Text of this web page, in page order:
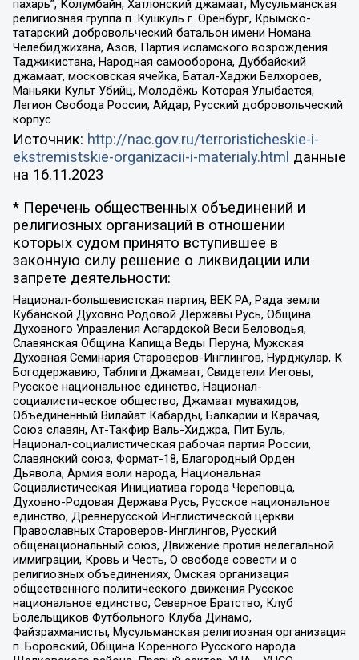
пахарь”, Колумбайн, Хатлонский джамаат, Мусульманская
религиозная группа п. Кушкуль г. Оренбург, Крымско-
татарский добровольческий батальон имени Номана
Челебиджихана, Азов, Партия исламского возрождения
Таджикистана, Народная самооборона, Дуббайский
джамаат, московская ячейка, Батал-Хаджи Белхороев,
Маньяки Культ Убийц, Молодёжь Которая Улыбается,
Легион Свобода России, Айдар, Русский добровольческий
корпус
Источник: http://nac.gov.ru/terroristicheskie-i-
ekstremistskie-organizacii-i-materialy.html данные
на 16.11.2023
* Перечень общественных объединений и
религиозных организаций в отношении
которых судом принято вступившее в
законную силу решение о ликвидации или
запрете деятельности:
Национал-большевистская партия, ВЕК РА, Рада земли
Кубанской Духовно Родовой Державы Русь, Община
Духовного Управления Асгардской Веси Беловодья,
Славянская Община Капища Веды Перуна, Мужская
Духовная Семинария Староверов-Инглингов, Нурджулар, К
Богодержавию, Таблиги Джамаат, Свидетели Иеговы,
Русское национальное единство, Национал-
социалистическое общество, Джамаат мувахидов,
Объединенный Вилайат Кабарды, Балкарии и Карачая,
Союз славян, Ат-Такфир Валь-Хиджра, Пит Буль,
Национал-социалистическая рабочая партия России,
Славянский союз, Формат-18, Благородный Орден
Дьявола, Армия воли народа, Национальная
Социалистическая Инициатива города Череповца,
Духовно-Родовая Держава Русь, Русское национальное
единство, Древнерусской Инглистической церкви
Православных Староверов-Инглингов, Русский
общенациональный союз, Движение против нелегальной
иммиграции, Кровь и Честь, О свободе совести и о
религиозных объединениях, Омская организация
общественного политического движения Русское
национальное единство, Северное Братство, Клуб
Болельщиков Футбольного Клуба Динамо,
Файзрахманисты, Мусульманская религиозная организация
п. Боровский, Община Коренного Русского народа